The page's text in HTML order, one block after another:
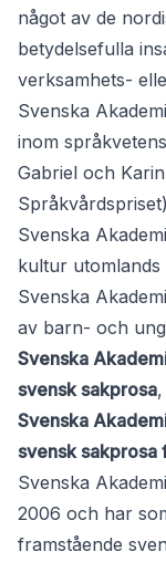
något av de
betydelsefulla
verksamhets-
Svenska
inom
Gabriel och
Svenska
kultur utomlands
Svenska
av barn- och
Svenska
svensk sakprosa
Svenska
svensk sakprosa
Svenska
2006 och har
framstående